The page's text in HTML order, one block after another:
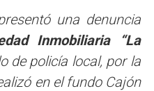
una denuncia
Inmobiliaria “La
de policía local, por la
en el fundo Cajón